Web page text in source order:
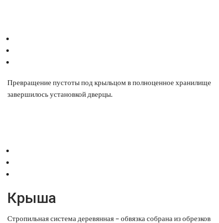
Превращение пустоты под крыльцом в полноценное хранилище
завершилось установкой дверцы.
Крыша
Стропильная система деревянная – обвязка собрана из обрезков